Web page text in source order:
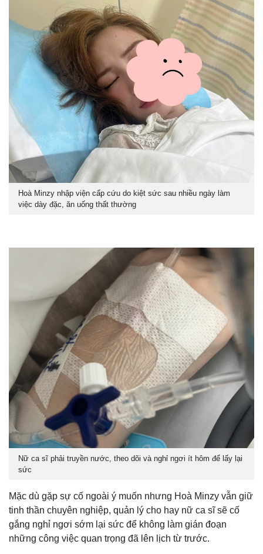
Hoà Minzy nhập viện cấp cứu do kiệt sức sau nhiều ngày làm
việc dày đặc, ăn uống thất thường
Nữ ca sĩ phải truyền nước, theo dõi và nghỉ ngơi ít hôm để lấy lại
sức
Mặc dù gặp sự cố ngoài ý muốn nhưng Hoà Minzy vẫn giữ
tinh thần chuyên nghiệp, quản lý cho hay nữ ca sĩ sẽ cố
gắng nghỉ ngơi sớm lại sức để không làm gián đoạn
những công việc quan trọng đã lên lịch từ trước.